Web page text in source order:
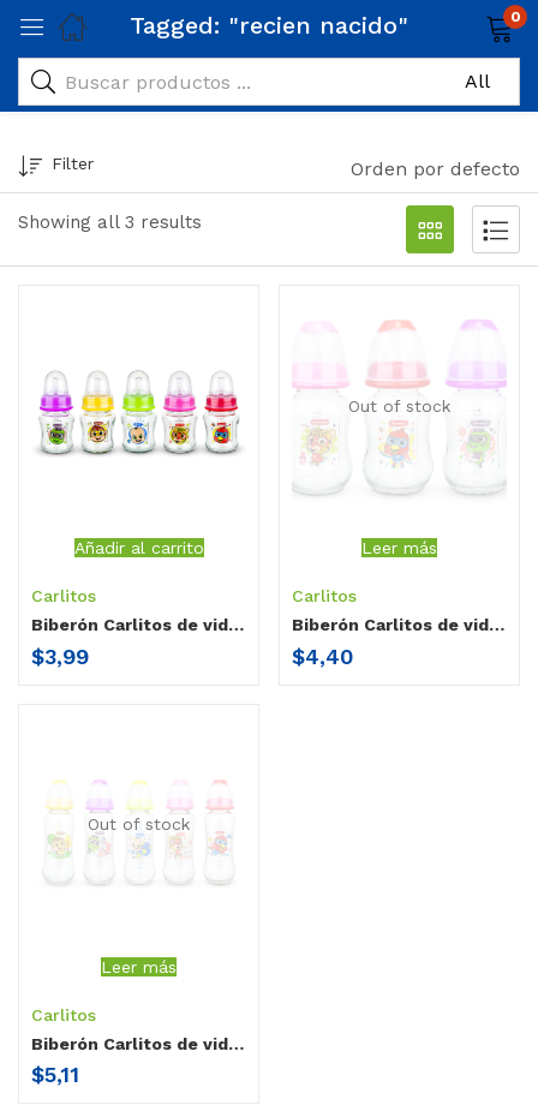
Tagged: "recien nacido" 0
Showing all 3 results
Filter Orden por defecto
Añadir al carrito
Carlitos
Biberón Carlitos de vidrio cuello estándar / sin agarradera / 2 oz
$3,99
Out of stock
Leer más
Carlitos
Biberón Carlitos de vidrio cuello estándar / sin agarradera / 4 oz
$4,40
Out of stock
Leer más
Carlitos
Biberón Carlitos de vidrio cuello estándar / sin agarradera / 8 oz
$5,11